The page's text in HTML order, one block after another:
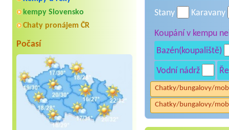
kempy Slovensko
Chaty pronájem ČR
Počasí
Stany Karavany
Koupání v kempu
Bazén(koupaliště)
Vodní nádrž
Chatky/bungalovy/
Chatky/bungalovy/